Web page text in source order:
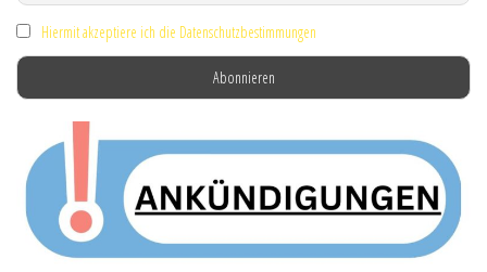
Hiermit akzeptiere ich die Datenschutzbestimmungen